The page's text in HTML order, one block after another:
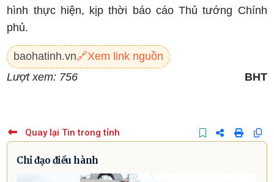
hình thực hiện, kịp thời báo cáo Thủ tướng Chính
phủ.
baohatinh.vn🔗Xem link nguồn
Lượt xem: 756
BHT
Quay lại Tin trong tỉnh
Chỉ đạo điều hành